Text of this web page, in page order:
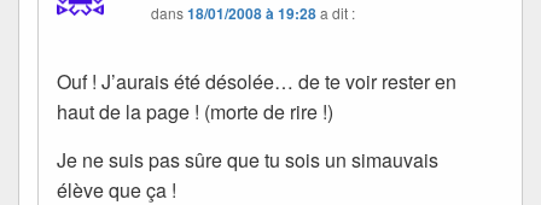
dans18/01/2008 à 19:28a dit :
Ouf ! J’aurais été désolée… de te voir rester en
haut de la page ! (morte de rire !)
Je ne suis pas sûre que tu sois un simauvais
élève que ça !